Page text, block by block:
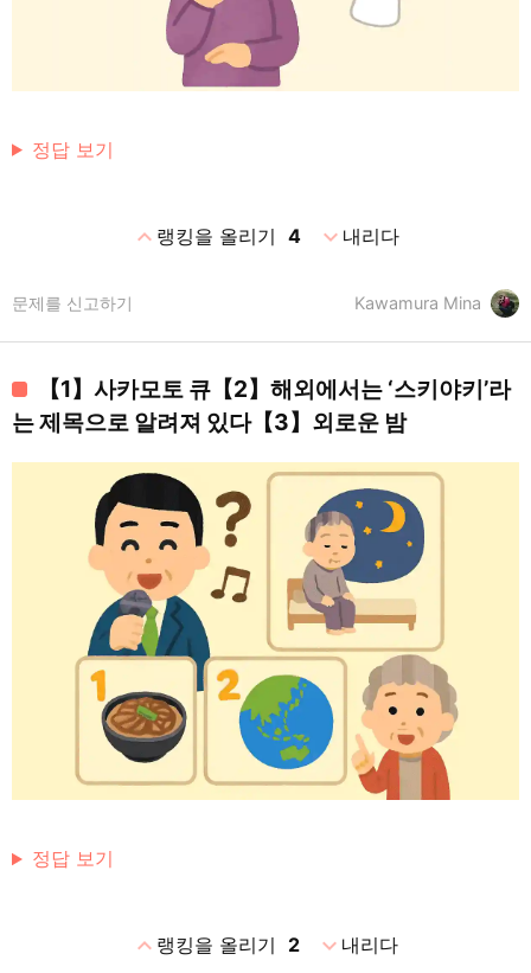
정답 보기
expand_less랭킹을 올리기 4 expand_more내리다
Kawamura Mina
문제를 신고하기
【1】사카모토 큐【2】해외에서는 ‘스키야키’라
는 제목으로 알려져 있다【3】외로운 밤
정답 보기
expand_less랭킹을 올리기 2 expand_more내리다